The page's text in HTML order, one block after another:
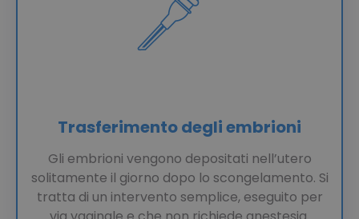
Trasferimento degli embrioni
Gli embrioni vengono depositati nell’utero
solitamente il giorno dopo lo scongelamento. Si
tratta di un intervento semplice, eseguito per